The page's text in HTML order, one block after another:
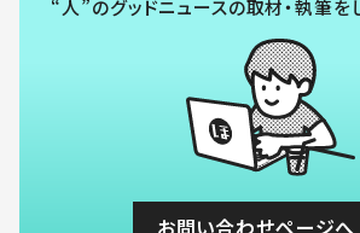
“人”のグッドニュースの取材・執筆を